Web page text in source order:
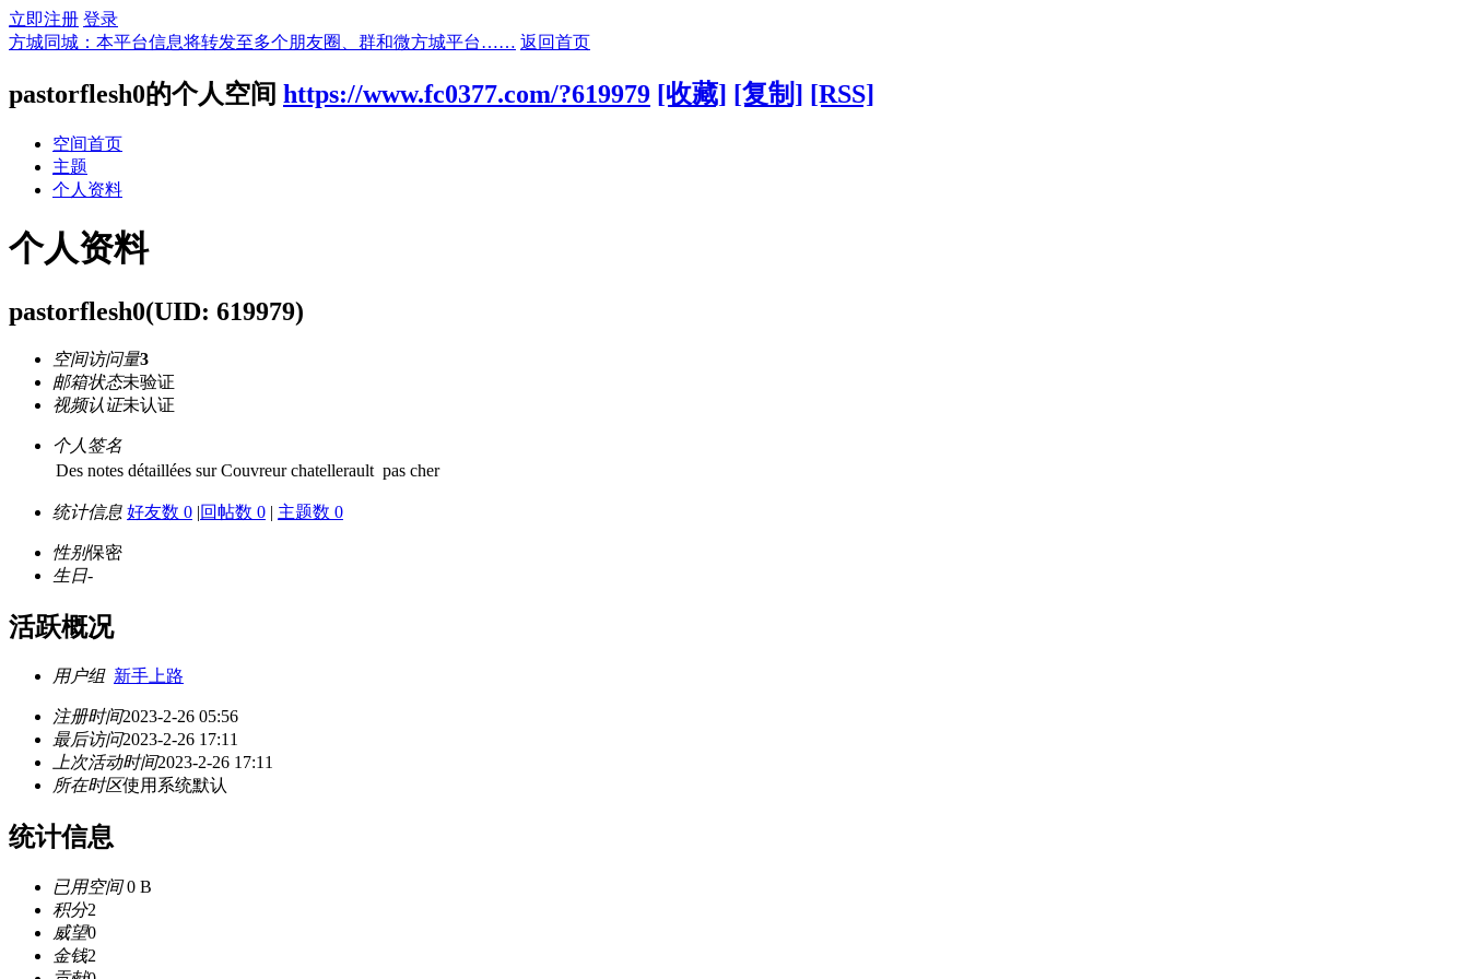
立即注册 登录
方城同城：本平台信息将转发至多个朋友圈、群和微方城平台…… 返回首页
pastorflesh0的个人空间 https://www.fc0377.com/?619979 [收藏] [复制] [RSS]
空间首页
主题
个人资料
个人资料
pastorflesh0(UID: 619979)
空间访问量3
邮箱状态未验证
视频认证未认证
个人签名
Des notes détaillées sur Couvreur chatellerault pas cher
统计信息 好友数 0 |回帖数 0 | 主题数 0
性别保密
生日-
活跃概况
用户组 新手上路
注册时间2023-2-26 05:56
最后访问2023-2-26 17:11
上次活动时间2023-2-26 17:11
所在时区使用系统默认
统计信息
已用空间0 B
积分2
威望0
金钱2